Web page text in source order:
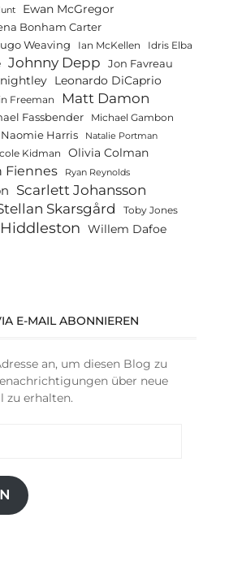
Ewan McGregor
Bonham Carter
Weaving Ian McKellen Idris Elba
Johnny Depp Jon Favreau
Leonardo DiCaprio
Freeman Matt Damon
Fassbender Michael Gambon
Naomie Harris Natalie Portman
Kidman Olivia Colman
Fiennes Ryan Reynolds
Scarlett Johansson
Skarsgård Toby Jones
Willem Dafoe
E-MAIL ABONNIEREN
an, um diesen Blog zu
über neue
zu erhalten.